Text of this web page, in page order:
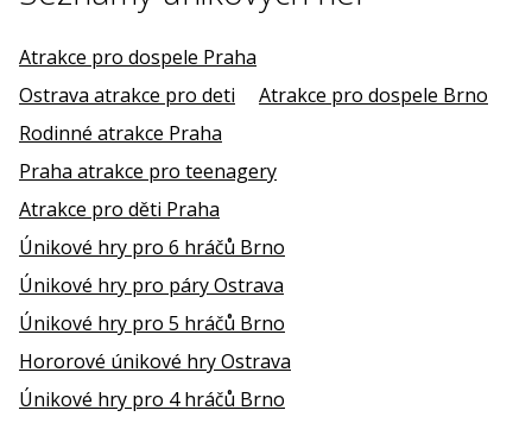
Atrakce pro dospele Praha
Ostrava atrakce pro deti
Atrakce pro dospele Brno
Rodinné atrakce Praha
Praha atrakce pro teenagery
Atrakce pro děti Praha
Únikové hry pro 6 hráčů Brno
Únikové hry pro páry Ostrava
Únikové hry pro 5 hráčů Brno
Hororové únikové hry Ostrava
Únikové hry pro 4 hráčů Brno